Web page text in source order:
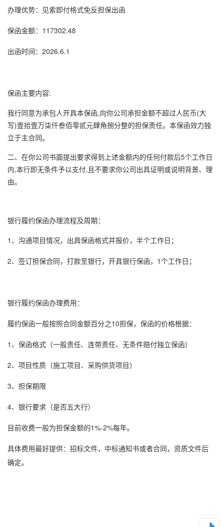
办理优势：见索即付格式免反担保出函
保函金额：117302.48
出函时间：2026.6.1
保函主要内容:
我行同意为承包人开具本保函,向你公司承担金额不超过人民币(大
写)壹拾壹万柒仟叁佰零贰元肆角捌分整的担保责任。本保函效力独
立于主合同。
二、在你公司书面提出要求得到上述金额内的任何付款后5个工作日
内,本行即无条件予以支付,且不要求你公司出具证明或说明背景、理
由。
银行履约保函办理流程及周期：
1、沟通项目情况，出具保函格式并报价，半个工作日；
2、签订担保合同，打款至银行，开具银行保函，1个工作日；
银行履约保函办理费用：
履约保函一般按照合同金额百分之10担保，保函的价格根据：
1、 保函格式 （一般责任、连带责任、无条件赔付独立保函）
2、项目性质（施工项目、采购供货项目）
3、担保期限
4、银行要求（是否五大行）
目前收费一般为担保金额的1%-2%每年。
具体费用最好提供：招标文件，中标通知书或者合同，资质文件后
确定。